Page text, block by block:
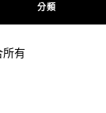
分類
所有